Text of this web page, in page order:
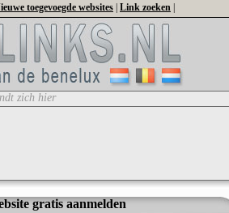
toegevoegde websites Link zoeken
zich hier
gratis aanmelden